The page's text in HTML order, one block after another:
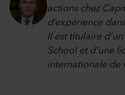
actions chez
d’expérience
Il est titulaire
School et d’une
internationale de